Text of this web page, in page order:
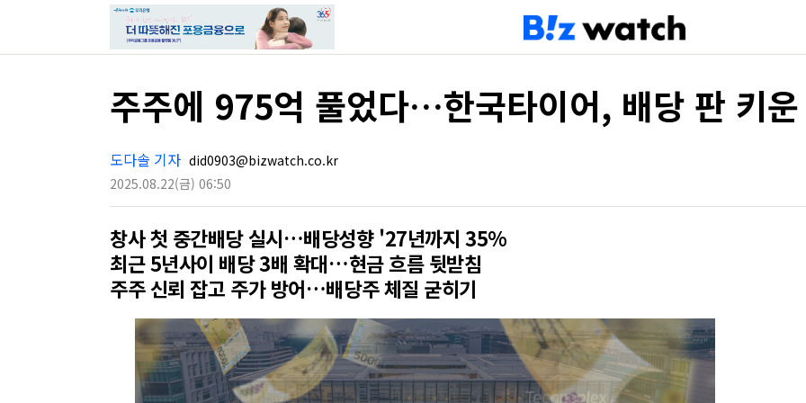
주주에 975억 풀었다…한국타이어, 배당 판 키
도다솔 기자 did0903@bizwatch.co.kr
2025.08.22(금) 06:50
창사 첫 중간배당 실시…배당성향 '27년까지 35%
최근 5년사이 배당 3배 확대…현금 흐름 뒷받침
주주 신뢰 잡고 주가 방어…배당주 체질 굳히기